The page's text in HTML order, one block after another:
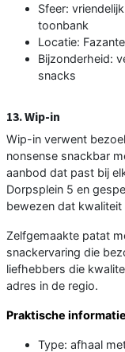
Sfeer:
toonbank
Locatie:
Bijzonderheid:
snacks
13. Wip-in
Wip-in verwent
nonsense snackbar
aanbod dat past bij
Dorpsplein 5 en
bewezen dat
Zelfgemaakte patat
snackervaring die
liefhebbers die
adres in de regio.
Praktische
Type: afhaal